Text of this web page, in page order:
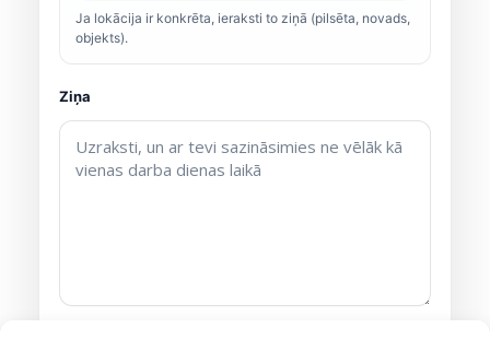
Ja lokācija ir konkrēta, ieraksti to ziņā (pilsēta, novads,
objekts).
Ziņa